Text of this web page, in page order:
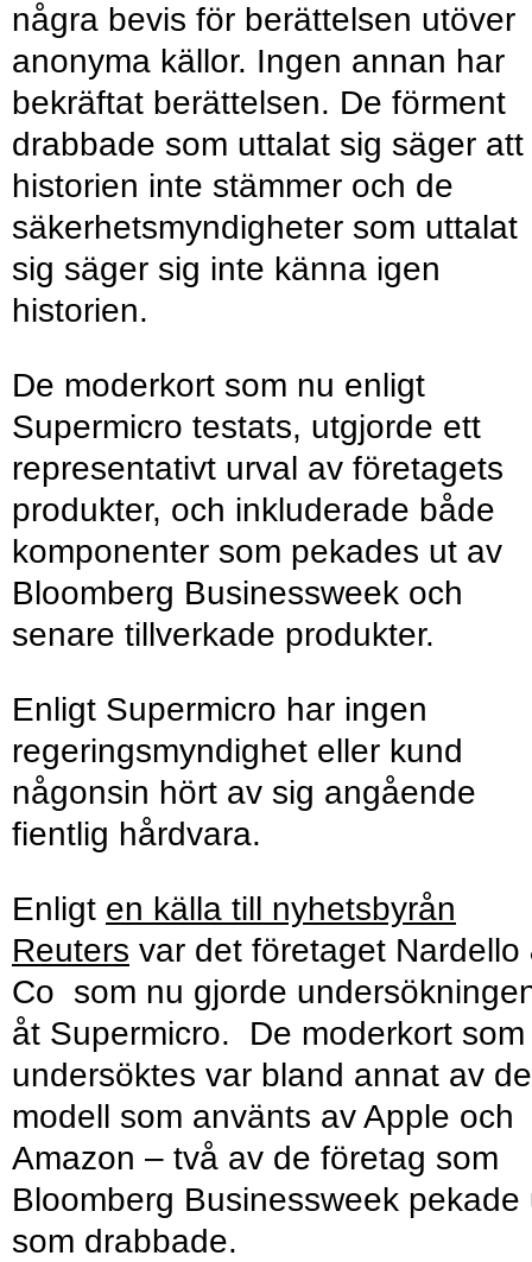
några bevis för berättelsen utöver
anonyma källor. Ingen annan har
bekräftat berättelsen. De förment
drabbade som uttalat sig säger att
historien inte stämmer och de
säkerhetsmyndigheter som uttalat
sig säger sig inte känna igen
historien.
De moderkort som nu enligt
Supermicro testats, utgjorde ett
representativt urval av företagets
produkter, och inkluderade både
komponenter som pekades ut av
Bloomberg Businessweek och
senare tillverkade produkter.
Enligt Supermicro har ingen
regeringsmyndighet eller kund
någonsin hört av sig angående
fientlig hårdvara.
Enligt en källa till nyhetsbyrån
Reuters var det företaget Nardello
Co som nu gjorde
åt Supermicro. De moderkort som
undersöktes var bland annat av
modell som använts av Apple och
Amazon – två av de företag som
Bloomberg Businessweek pekade
som drabbade.